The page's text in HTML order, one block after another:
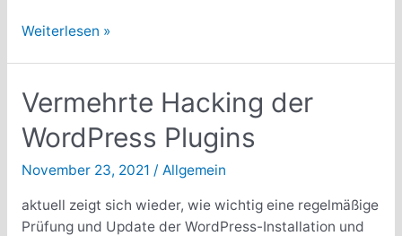
Windows-
Tools
ändern
Weiterlesen »
Vermehrte Hacking der
WordPress Plugins
November 23, 2021 / Allgemein
aktuell zeigt sich wieder, wie wichtig eine regelmäßige
Prüfung und Update der WordPress-Installation und